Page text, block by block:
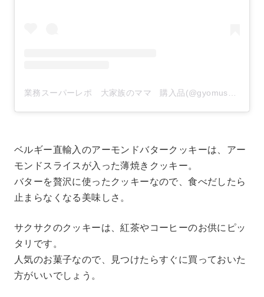
業務スーパーレポ 大家族のママ 購入品(@gyomusuper_love)がシェアした投稿
ベルギー直輸入のアーモンドバタークッキーは、アー
モンドスライスが入った薄焼きクッキー。
バターを贅沢に使ったクッキーなので、食べだしたら
止まらなくなる美味しさ。
サクサクのクッキーは、紅茶やコーヒーのお供にピッ
タリです。
人気のお菓子なので、見つけたらすぐに買っておいた
方がいいでしょう。